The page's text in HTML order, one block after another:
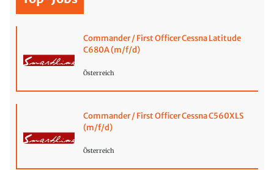
Commander / First Officer Cessna Latitude
C680A (m/f/d)
Österreich
Commander / First Officer Cessna C560XLS
(m/f/d)
Österreich